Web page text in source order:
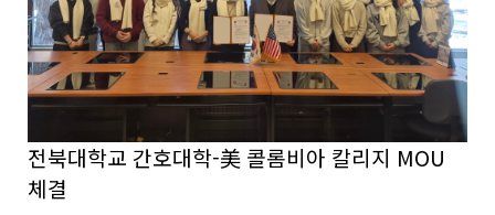
전북대학교 간호대학-美 콜롬비아 칼리지 MOU
체결